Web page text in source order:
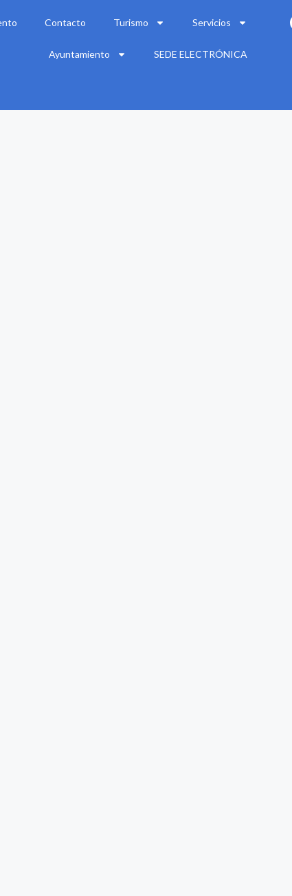
Contacto Turismo Servicios
Ayuntamiento SEDE ELECTRÓNICA